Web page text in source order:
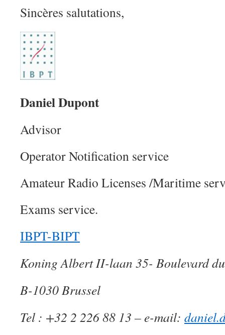
Sincères salutations,
Daniel Dupont
Advisor
Operator Notification service
Amateur Radio Licenses /Maritime
Exams service.
IBPT-BIPT
Koning Albert II-laan 35- Boulevard
B-1030 Brussel
Tel : +32 2 226 88 13 – e-mail: